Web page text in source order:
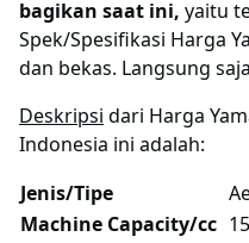
bagikan saat ini, yaitu
Spek/Spesifikasi Harga
dan bekas. Langsung
Deskripsi dari Harga
Indonesia ini adalah:
Jenis/Tipe
Machine Capacity/cc